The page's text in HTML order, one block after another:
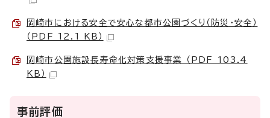
岡崎市における安全で安心な都市公園づくり（防災・安全）
（PDF 12.1 KB）
岡崎市公園施設長寿命化対策支援事業 （PDF 103.4
KB）
事前評価